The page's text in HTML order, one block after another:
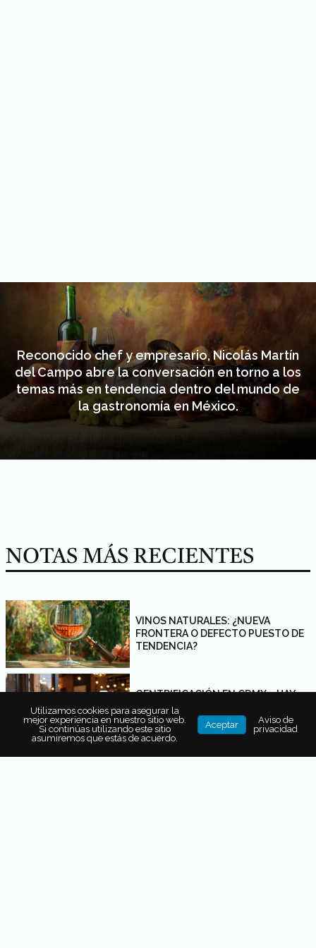
Reconocido chef y empresario, Nicolás Martín
del Campo abre la conversación en torno a los
temas más en tendencia dentro del mundo de
la gastronomía en México.
NOTAS MÁS RECIENTES
VINOS NATURALES: ¿NUEVA
FRONTERA O DEFECTO PUESTO DE
TENDENCIA?
GENTRIFICACIÓN EN CDMX: ¿HAY
VUELTA ATRÁS?
Utilizamos cookies para asegurar la
mejor experiencia en nuestro sitio web.
Si continúas utilizando este sitio
asumiremos que estás de acuerdo.
Aceptar
Aviso de
privacidad